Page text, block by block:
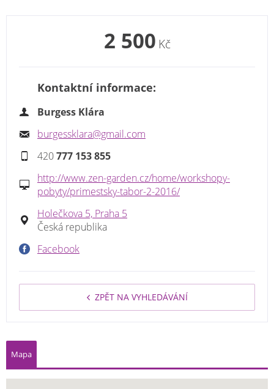
2 500 Kč
Kontaktní informace:
Burgess Klára
burgessklara@gmail.com
420777 153 855
http://www.zen-garden.cz/home/workshopy-
pobyty/primestsky-tabor-2-2016/
Holečkova 5, Praha 5
Česká republika
Facebook
ZPĚT NA VYHLEDÁVÁNÍ
Mapa